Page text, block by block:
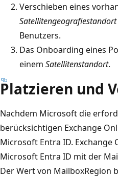
Verschieben eines
Satellitengeografiestandort
Benutzers.
Das Onboarding eines
einem Satellitenstandort.
Platzieren und
Nachdem Microsoft die
berücksichtigen Exchange
Microsoft Entra ID.
Microsoft Entra ID mit der
Der Wert von MailboxRegion